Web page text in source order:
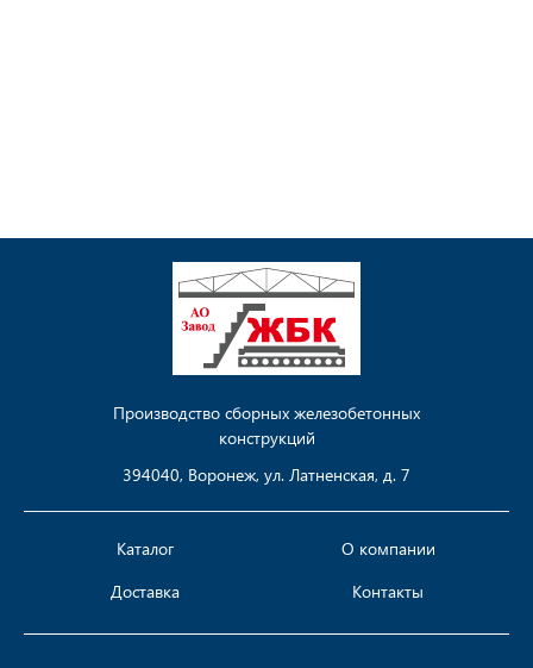
Производство сборных железобетонных
конструкций
394040, Воронеж, ул. Латненская, д. 7
Каталог
Доставка
О компании
Контакты